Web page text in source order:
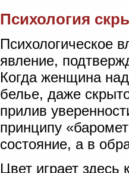
Психология
Психологическое
явление,
Когда женщина
белье, даже
прилив
принципу
состояние, а в
Цвет играет